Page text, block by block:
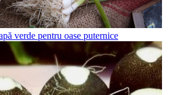
verde pentru oase puternice